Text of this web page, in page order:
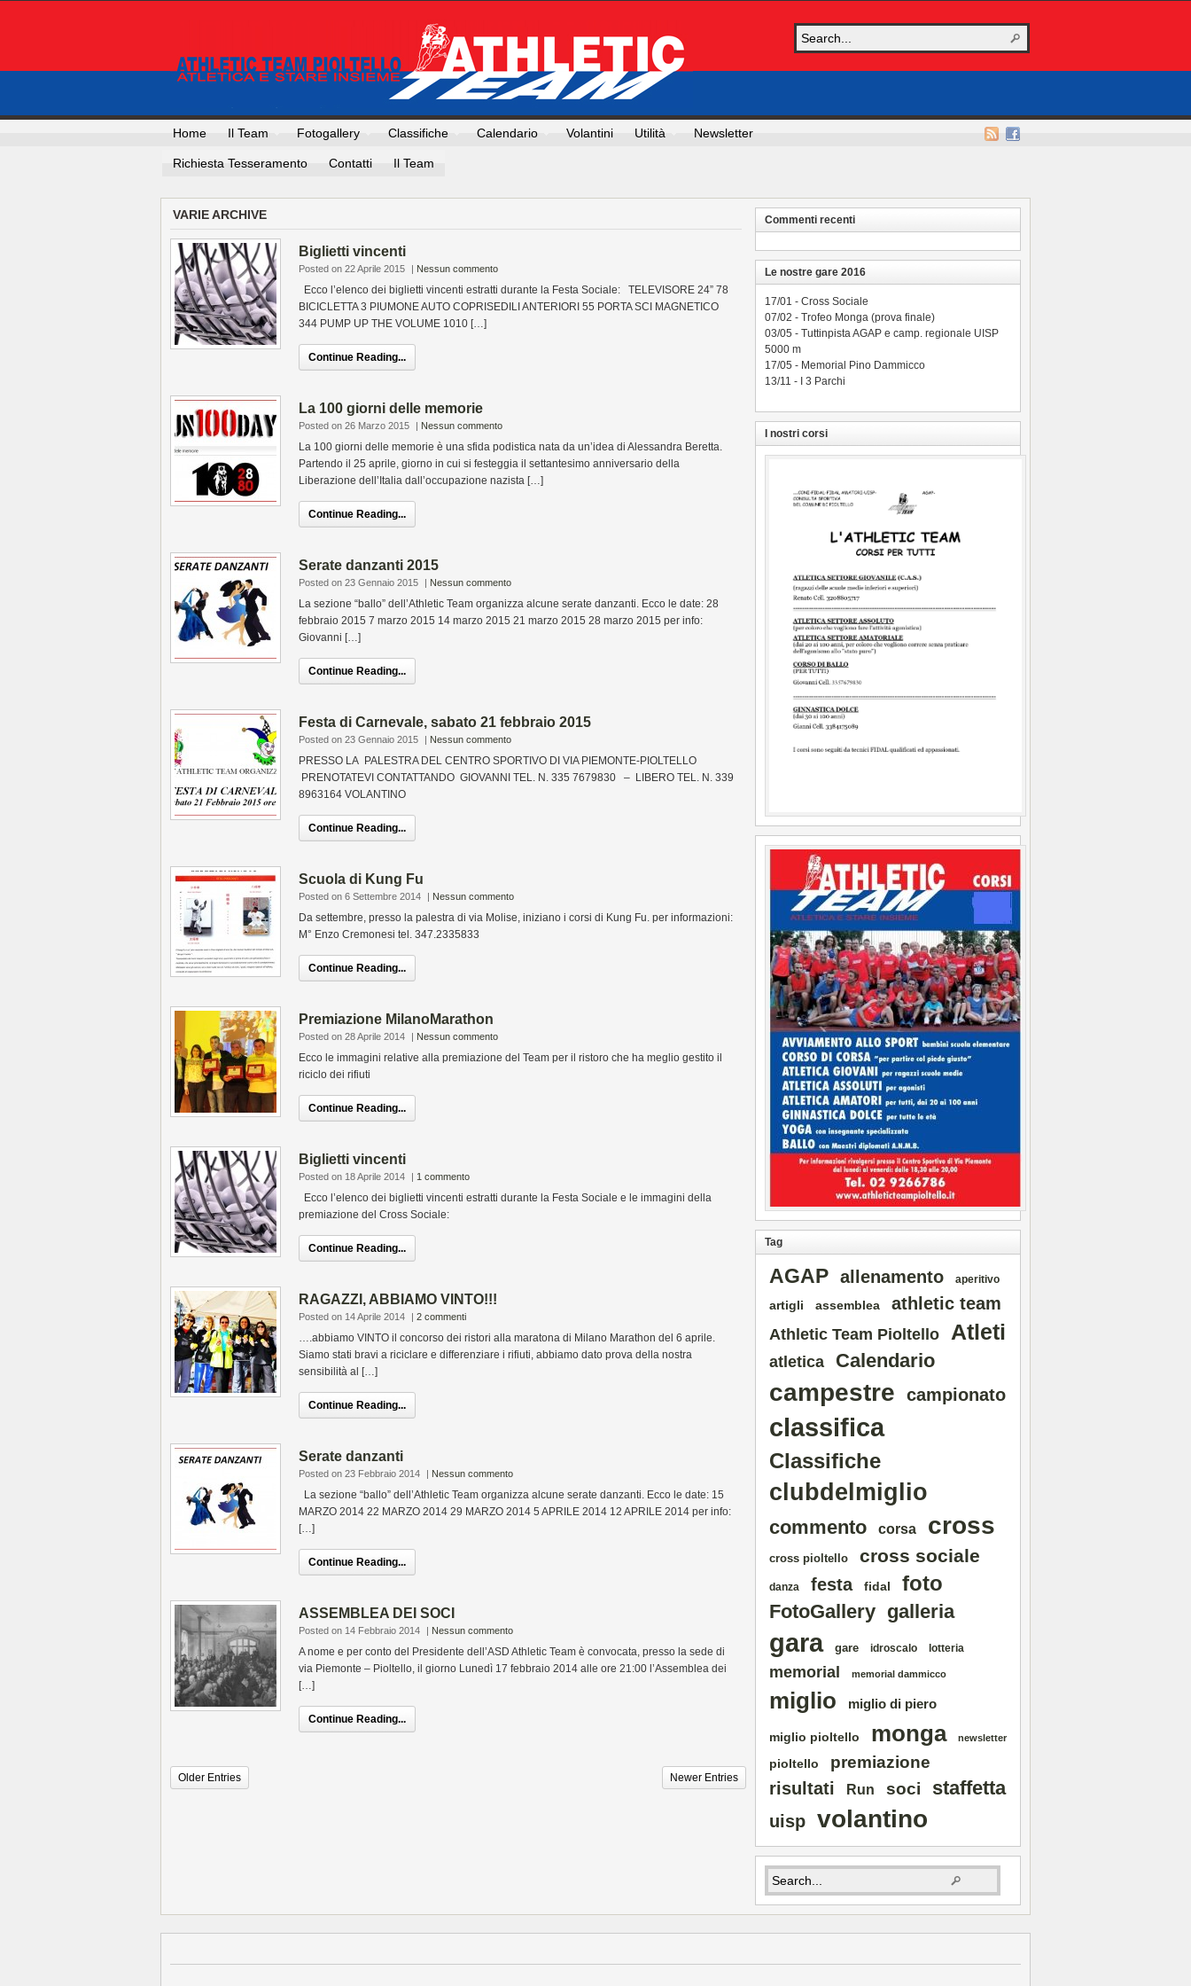
Home Il Team Fotogallery Classifiche Calendario Volantini Utilità Newsletter
Richiesta Tesseramento Contatti Il Team
VARIE ARCHIVE
Biglietti vincenti
Posted on 22 Aprile 2015 | Nessun commento
Ecco l’elenco dei biglietti vincenti estratti durante la Festa Sociale: TELEVISORE 24” 78
BICICLETTA 3 PIUMONE AUTO COPRISEDILI ANTERIORI 55 PORTA SCI MAGNETICO
344 PUMP UP THE VOLUME 1010 […]
Continue Reading...
La 100 giorni delle memorie
Posted on 26 Marzo 2015 | Nessun commento
La 100 giorni delle memorie è una sfida podistica nata da un’idea di Alessandra Beretta.
Partendo il 25 aprile, giorno in cui si festeggia il settantesimo anniversario della
Liberazione dell’Italia dall’occupazione nazista […]
Continue Reading...
Serate danzanti 2015
Posted on 23 Gennaio 2015 | Nessun commento
La sezione “ballo” dell’Athletic Team organizza alcune serate danzanti. Ecco le date: 28
febbraio 2015 7 marzo 2015 14 marzo 2015 21 marzo 2015 28 marzo 2015 per info:
Giovanni […]
Continue Reading...
Festa di Carnevale, sabato 21 febbraio 2015
Posted on 23 Gennaio 2015 | Nessun commento
PRESSO LA PALESTRA DEL CENTRO SPORTIVO DI VIA PIEMONTE-PIOLTELLO
PRENOTATEVI CONTATTANDO GIOVANNI TEL. N. 335 7679830 – LIBERO TEL. N. 339
8963164 VOLANTINO
Continue Reading...
Scuola di Kung Fu
Posted on 6 Settembre 2014 | Nessun commento
Da settembre, presso la palestra di via Molise, iniziano i corsi di Kung Fu. per informazioni:
M° Enzo Cremonesi tel. 347.2335833
Continue Reading...
Premiazione MilanoMarathon
Posted on 28 Aprile 2014 | Nessun commento
Ecco le immagini relative alla premiazione del Team per il ristoro che ha meglio gestito il
riciclo dei rifiuti
Continue Reading...
Biglietti vincenti
Posted on 18 Aprile 2014 | 1 commento
Ecco l’elenco dei biglietti vincenti estratti durante la Festa Sociale e le immagini della
premiazione del Cross Sociale:
Continue Reading...
RAGAZZI, ABBIAMO VINTO!!!
Posted on 14 Aprile 2014 | 2 commenti
….abbiamo VINTO il concorso dei ristori alla maratona di Milano Marathon del 6 aprile.
Siamo stati bravi a riciclare e differenziare i rifiuti, abbiamo dato prova della nostra
sensibilità al […]
Continue Reading...
Serate danzanti
Posted on 23 Febbraio 2014 | Nessun commento
La sezione “ballo” dell’Athletic Team organizza alcune serate danzanti. Ecco le date: 15
MARZO 2014 22 MARZO 2014 29 MARZO 2014 5 APRILE 2014 12 APRILE 2014 per info:
[…]
Continue Reading...
ASSEMBLEA DEI SOCI
Posted on 14 Febbraio 2014 | Nessun commento
A nome e per conto del Presidente dell’ASD Athletic Team è convocata, presso la sede di
via Piemonte – Pioltello, il giorno Lunedì 17 febbraio 2014 alle ore 21:00 l’Assemblea dei
[…]
Continue Reading...
Older Entries Newer Entries
Commenti recenti
Le nostre gare 2016
17/01 - Cross Sociale
07/02 - Trofeo Monga (prova finale)
03/05 - Tuttinpista AGAP e camp. regionale UISP
5000 m
17/05 - Memorial Pino Dammicco
13/11 - I 3 Parchi
I nostri corsi
Tag
AGAP allenamento aperitivo
artigli assemblea athletic team
Athletic Team Pioltello Atleti
atletica Calendario
campestre campionato
classifica
Classifiche
clubdelmiglio
commento corsa cross
cross pioltello cross sociale
danza festa fidal foto
FotoGallery galleria
gara gare idroscalo lotteria
memorial memorial dammicco
miglio miglio di piero
miglio pioltello monga newsletter
pioltello premiazione
risultati Run soci staffetta
uisp volantino